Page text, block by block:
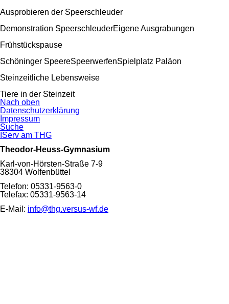
Ausprobieren der Speerschleuder
Demonstration SpeerschleuderEigene Ausgrabungen
Frühstückspause
Schöninger SpeereSpeerwerfenSpielplatz Paläon
Steinzeitliche Lebensweise
Tiere in der Steinzeit
Nach oben
Navigation
überspringen
Datenschutzerklärung
Impressum
Suche
IServ am THG
Theodor-Heuss-Gymnasium
Karl-von-Hörsten-Straße 7-9
38304 Wolfenbüttel
Telefon: 05331-9563-0
Telefax: 05331-9563-14
E-Mail: info@thg.versus-wf.de